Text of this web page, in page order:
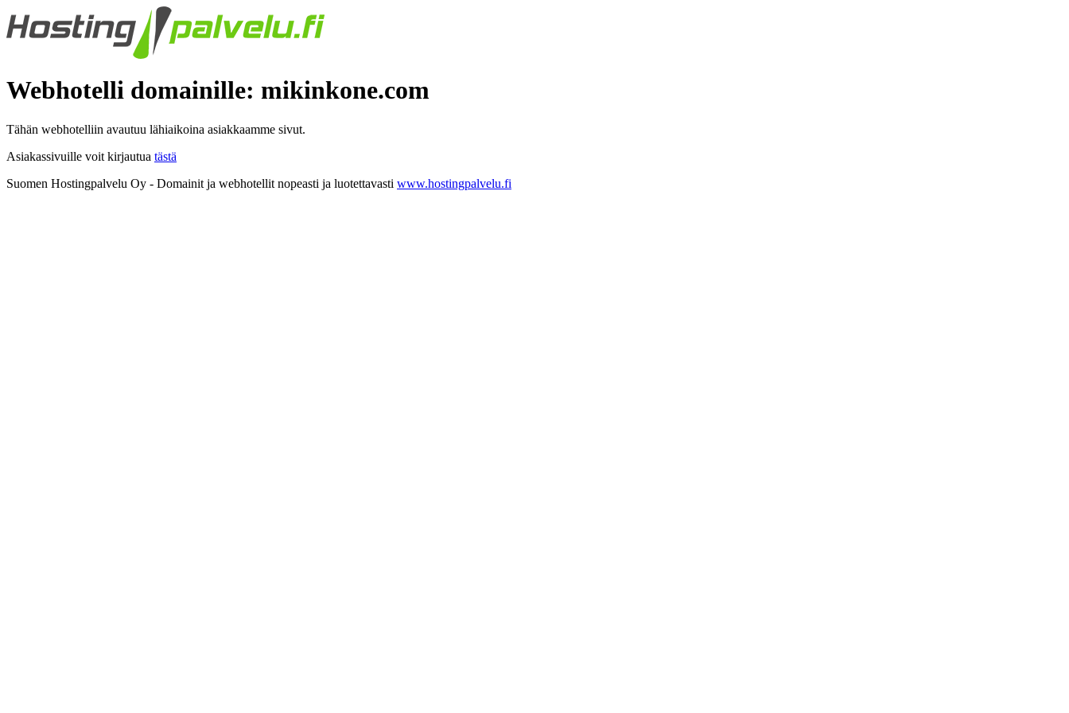
Webhotelli domainille: mikinkone.com
Tähän webhotelliin avautuu lähiaikoina asiakkaamme sivut.
Asiakassivuille voit kirjautua tästä
Suomen Hostingpalvelu Oy - Domainit ja webhotellit nopeasti ja luotettavasti www.hostingpalvelu.fi